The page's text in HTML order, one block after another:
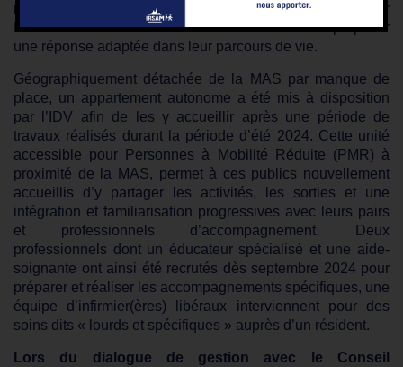
maintenus en Amendement CRETON à l’institut pour
Déficients Visuels IRSAM Arc-en-Ciel afin de leur proposer
une réponse adaptée dans leur parcours de vie.
Géographiquement détachée de la MAS par manque de
place, un appartement autonome a été mis à disposition
par l’IDV afin de les y accueillir après une période de
travaux réalisés durant la période d’été 2024. Cette unité
accessible pour Personnes à Mobilité Réduite (PMR) à
proximité de la MAS, permet à ces publics nouvellement
accueillis d’y partager les activités, les sorties et une
intégration et familiarisation progressives avec leurs pairs
et professionnels d’accompagnement. Deux
professionnels dont un éducateur spécialisé et une aide-
soignante ont ainsi été recrutés dès septembre 2024 pour
préparer et réaliser les accompagnements spécifiques, une
équipe d’infirmier(ères) libéraux interviennent pour des
soins dits « lourds et spécifiques » auprès d’un résident.
Lors du dialogue de gestion avec le Conseil